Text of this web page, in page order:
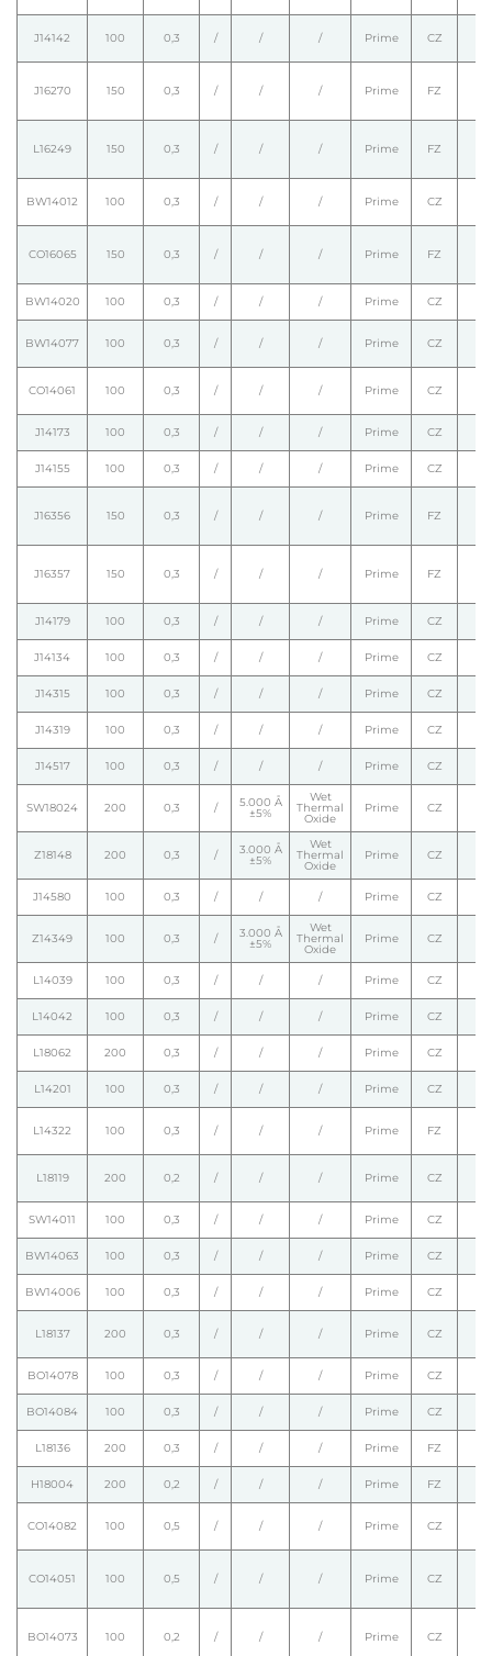
J14142 100 0,3 / / / Prime CZ
J16270 150 0,3 / / / Prime FZ
L16249 150 0,3 / / / Prime FZ
BW14012 100 0,3 / / / Prime CZ
CO16065 150 0,3 / / / Prime FZ
BW14020 100 0,3 / / / Prime CZ
BW14077 100 0,3 / / / Prime CZ
CO14061 100 0,3 / / / Prime CZ
J14173 100 0,3 / / / Prime CZ
J14155 100 0,3 / / / Prime CZ
J16356 150 0,3 / / / Prime FZ
J16357 150 0,3 / / / Prime FZ
J14179 100 0,3 / / / Prime CZ
J14134 100 0,3 / / / Prime CZ
J14315 100 0,3 / / / Prime CZ
J14319 100 0,3 / / / Prime CZ
J14517 100 0,3 / / / Prime CZ
SW18024 200 0,3 / 5.000 Å
±5%
Wet
Thermal
Oxide
Prime CZ
Z18148 200 0,3 / 3.000 Å
±5%
Wet
Thermal
Oxide
Prime CZ
J14580 100 0,3 / / / Prime CZ
Z14349 100 0,3 / 3.000 Å
±5%
Wet
Thermal
Oxide
Prime CZ
L14039 100 0,3 / / / Prime CZ
L14042 100 0,3 / / / Prime CZ
L18062 200 0,3 / / / Prime CZ
L14201 100 0,3 / / / Prime CZ
L14322 100 0,3 / / / Prime FZ
L18119 200 0,2 / / / Prime CZ
SW14011 100 0,3 / / / Prime CZ
BW14063 100 0,3 / / / Prime CZ
BW14006 100 0,3 / / / Prime CZ
L18137 200 0,3 / / / Prime CZ
BO14078 100 0,3 / / / Prime CZ
BO14084 100 0,3 / / / Prime CZ
L18136 200 0,3 / / / Prime FZ
H18004 200 0,2 / / / Prime FZ
CO14082 100 0,5 / / / Prime CZ
CO14051 100 0,5 / / / Prime CZ
BO14073 100 0,2 / / / Prime CZ